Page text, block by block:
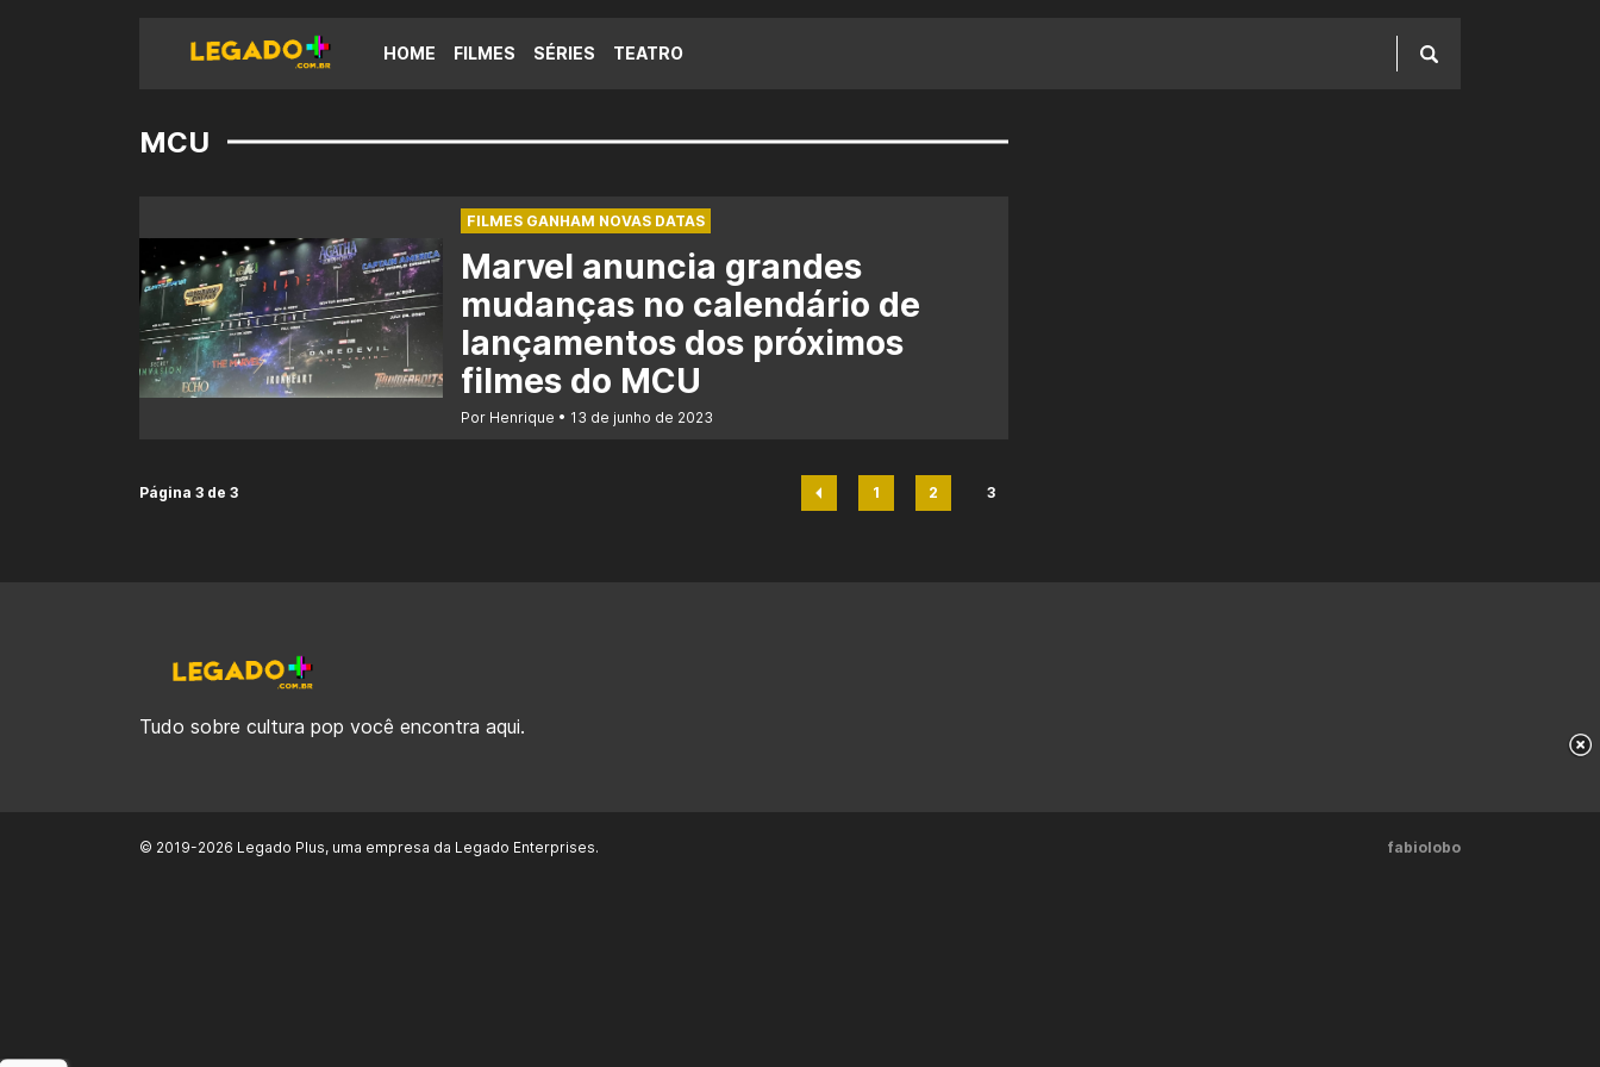
HOME FILMES SÉRIES TEATRO
MCU
FILMES GANHAM NOVAS DATAS
Marvel anuncia grandes
mudanças no calendário de
lançamentos dos próximos
filmes do MCU
Por Henrique 13 de junho de 2023
Página 3 de 3
Página
1
Página
2
3
Tudo sobre cultura pop você encontra aqui.
© 2019-2026 Legado Plus, uma empresa da Legado Enterprises. fabiolobo